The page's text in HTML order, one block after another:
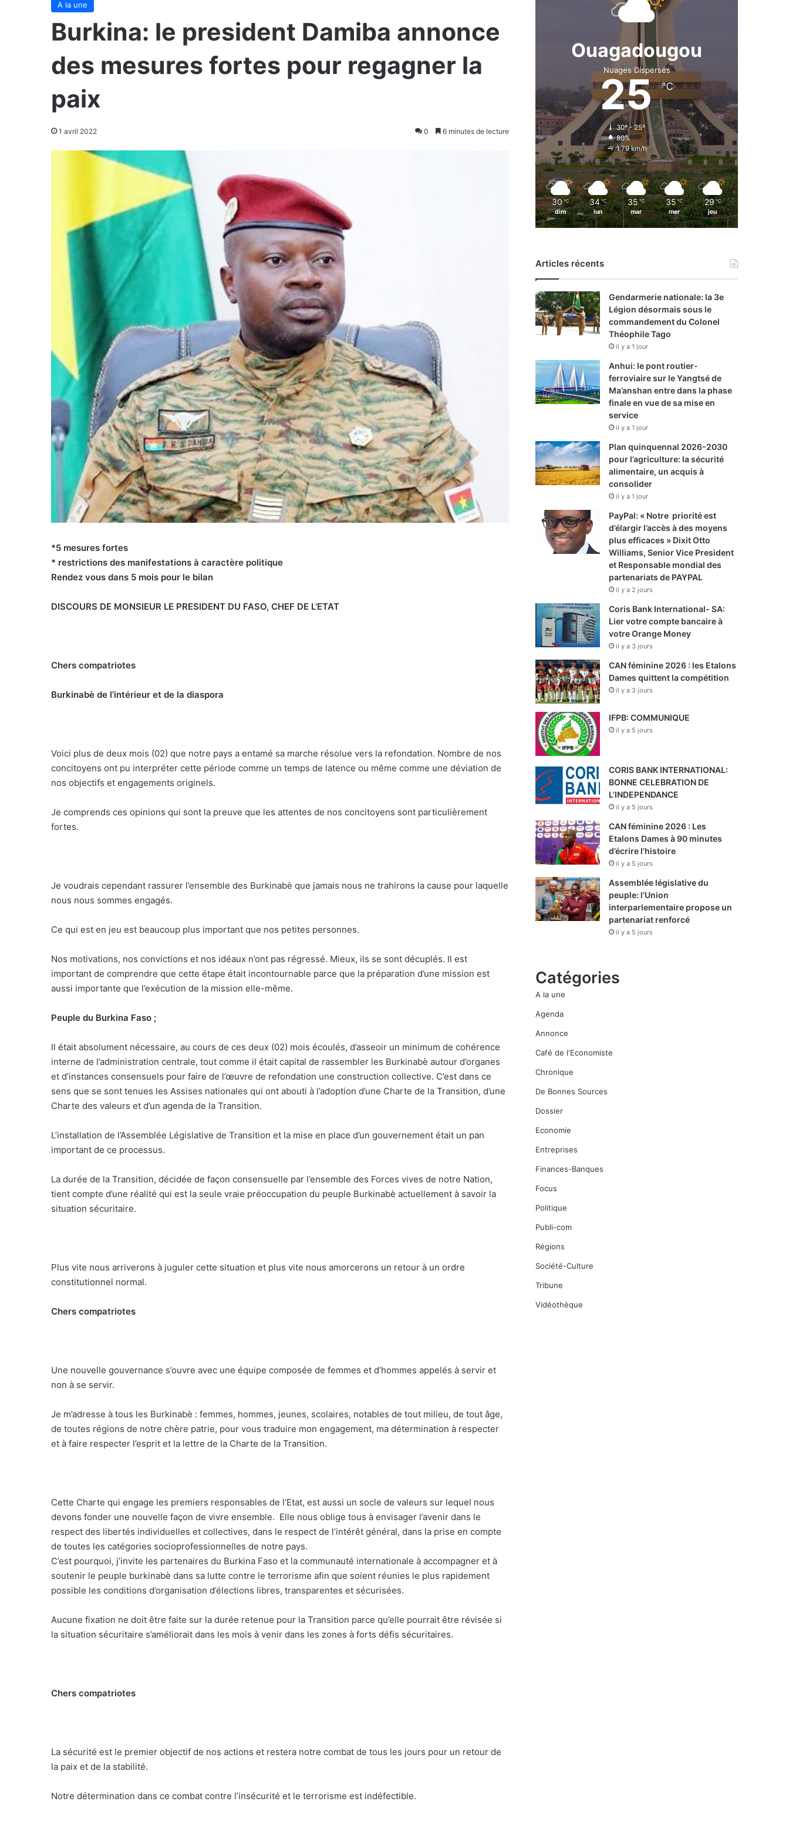
A la une
Burkina: le president Damiba annonce
des mesures fortes pour regagner la
paix
1 avril 2022 0 6 minutes de lecture
*5 mesures fortes
* restrictions des manifestations à caractère politique
Rendez vous dans 5 mois pour le bilan
DISCOURS DE MONSIEUR LE PRESIDENT DU FASO, CHEF DE L’ETAT
Chers compatriotes
Burkinabè de l’intérieur et de la diaspora
Voici plus de deux mois (02) que notre pays a entamé sa marche résolue vers la refondation. Nombre de nos
concitoyens ont pu interpréter cette période comme un temps de latence ou même comme une déviation de
nos objectifs et engagements originels.
Je comprends ces opinions qui sont la preuve que les attentes de nos concitoyens sont particulièrement
fortes.
Je voudrais cependant rassurer l’ensemble des Burkinabè que jamais nous ne trahirons la cause pour laquelle
nous nous sommes engagés.
Ce qui est en jeu est beaucoup plus important que nos petites personnes.
Nos motivations, nos convictions et nos idéaux n’ont pas régressé. Mieux, ils se sont décuplés. Il est
important de comprendre que cette étape était incontournable parce que la préparation d’une mission est
aussi importante que l’exécution de la mission elle-même.
Peuple du Burkina Faso ;
Il était absolument nécessaire, au cours de ces deux (02) mois écoulés, d’asseoir un minimum de cohérence
interne de l’administration centrale, tout comme il était capital de rassembler les Burkinabè autour d’organes
et d’instances consensuels pour faire de l’œuvre de refondation une construction collective. C’est dans ce
sens que se sont tenues les Assises nationales qui ont abouti à l’adoption d’une Charte de la Transition, d’une
Charte des valeurs et d’un agenda de la Transition.
L’installation de l’Assemblée Législative de Transition et la mise en place d’un gouvernement était un pan
important de ce processus.
La durée de la Transition, décidée de façon consensuelle par l’ensemble des Forces vives de notre Nation,
tient compte d’une réalité qui est la seule vraie préoccupation du peuple Burkinabè actuellement à savoir la
situation sécuritaire.
Plus vite nous arriverons à juguler cette situation et plus vite nous amorcerons un retour à un ordre
constitutionnel normal.
Chers compatriotes
Une nouvelle gouvernance s’ouvre avec une équipe composée de femmes et d’hommes appelés à servir et
non à se servir.
Je m’adresse à tous les Burkinabè : femmes, hommes, jeunes, scolaires, notables de tout milieu, de tout âge,
de toutes régions de notre chère patrie, pour vous traduire mon engagement, ma détermination à respecter
et à faire respecter l’esprit et la lettre de la Charte de la Transition.
Cette Charte qui engage les premiers responsables de l’Etat, est aussi un socle de valeurs sur lequel nous
devons fonder une nouvelle façon de vivre ensemble. Elle nous oblige tous à envisager l’avenir dans le
respect des libertés individuelles et collectives, dans le respect de l’intérêt général, dans la prise en compte
de toutes les catégories socioprofessionnelles de notre pays.
C’est pourquoi, j’invite les partenaires du Burkina Faso et la communauté internationale à accompagner et à
soutenir le peuple burkinabè dans sa lutte contre le terrorisme afin que soient réunies le plus rapidement
possible les conditions d’organisation d’élections libres, transparentes et sécurisées.
Aucune fixation ne doit être faite sur la durée retenue pour la Transition parce qu’elle pourrait être révisée si
la situation sécuritaire s’améliorait dans les mois à venir dans les zones à forts défis sécuritaires.
Chers compatriotes
La sécurité est le premier objectif de nos actions et restera notre combat de tous les jours pour un retour de
la paix et de la stabilité.
Notre détermination dans ce combat contre l’insécurité et le terrorisme est indéfectible.
Ouagadougou
Nuages Dispersés
25℃
30º - 25º
80%
1.79 km/h
30 ℃
dim
34 ℃
lun
35 ℃
mar
35 ℃
mer
29 ℃
jeu
Articles récents
Gendarmerie nationale: la 3e
Légion désormais sous le
commandement du Colonel
Théophile Tago
il y a 1 jour
Anhui: le pont routier-
ferroviaire sur le Yangtsé de
Ma’anshan entre dans la phase
finale en vue de sa mise en
service
il y a 1 jour
Plan quinquennal 2026-2030
pour l’agriculture: la sécurité
alimentaire, un acquis à
consolider
il y a 1 jour
PayPal: « Notre priorité est
d’élargir l’accès à des moyens
plus efficaces » Dixit Otto
Williams, Senior Vice President
et Responsable mondial des
partenariats de PAYPAL
il y a 2 jours
Coris Bank International- SA:
Lier votre compte bancaire à
votre Orange Money
il y a 3 jours
CAN féminine 2026 : les Etalons
Dames quittent la compétition
il y a 3 jours
IFPB: COMMUNIQUE
il y a 5 jours
CORIS BANK INTERNATIONAL:
BONNE CELEBRATION DE
L’INDEPENDANCE
il y a 5 jours
CAN féminine 2026 : Les
Etalons Dames à 90 minutes
d’écrire l’histoire
il y a 5 jours
Assemblée législative du
peuple: l’Union
interparlementaire propose un
partenariat renforcé
il y a 5 jours
Catégories
A la une
Agenda
Annonce
Café de l'Economiste
Chronique
De Bonnes Sources
Dossier
Economie
Entreprises
Finances-Banques
Focus
Politique
Publi-com
Régions
Société-Culture
Tribune
Vidéothèque